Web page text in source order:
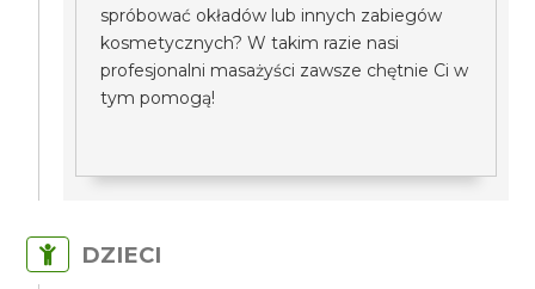
spróbować okładów lub innych zabiegów
kosmetycznych? W takim razie nasi
profesjonalni masażyści zawsze chętnie Ci w
tym pomogą!
DZIECI